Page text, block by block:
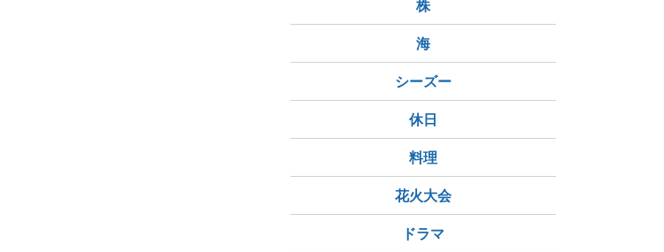
株
海
シーズー
休日
料理
花火大会
ドラマ